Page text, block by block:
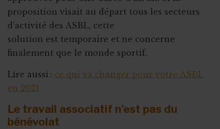
proposition visait au départ tous les secteurs
d’activité des ASBL, cette
solution est temporaire et ne concerne
finalement que le monde sportif.
Lire aussi : ce qui va changer pour votre ASBL
en 2021
Le travail associatif n’est pas du
bénévolat